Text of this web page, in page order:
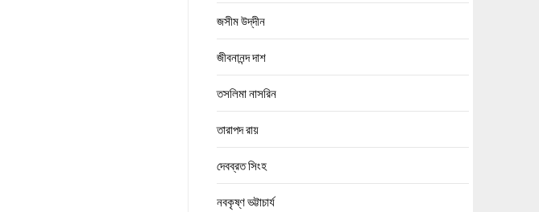
জসীম উদ্‌দীন
জীবনানন্দ দাশ
তসলিমা নাসরিন
তারাপদ রায়
দেবব্রত সিংহ
নবকৃষ্ণ ভট্টাচার্য